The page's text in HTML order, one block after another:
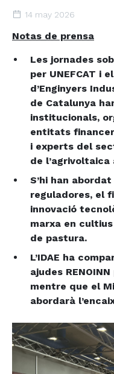
14 may 2026
Notas de prensa
Les jornades
per UNEFCAT i
d’Enginyers
de Catalunya
institucionals,
entitats
i experts del
de l’agrivoltaica
S’hi han
reguladores, el
innovació
marxa en
de pastura.
L’IDAE ha
ajudes
mentre que el
abordarà